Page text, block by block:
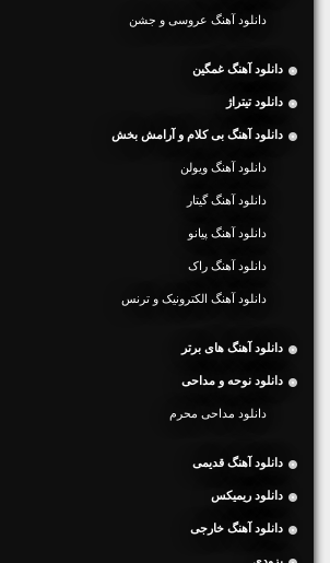
دانلود آهنگ عروسی و جشن
دانلود آهنگ غمگین
دانلود تیتراژ
دانلود آهنگ بی کلام و آرامش بخش
دانلود آهنگ ویولن
دانلود آهنگ گیتار
دانلود آهنگ پیانو
دانلود آهنگ راک
دانلود آهنگ الکترونیک و ترنس
دانلود آهنگ های برتر
دانلود نوحه و مداحی
دانلود مداحی محرم
دانلود آهنگ قدیمی
دانلود ریمیکس
دانلود آهنگ خارجی